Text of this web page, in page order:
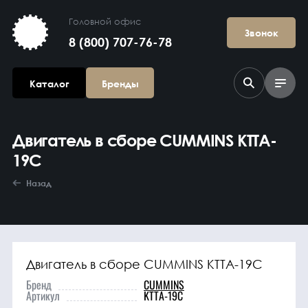
Головной офис
8 (800) 707-76-78
Звонок
Каталог Бренды
Агрегаты в
сборе
Гидравлика и
Двигатель в сборе CUMMINS KTTA-
19C
Назад
Двигатель в сборе CUMMINS KTTA-19C
Бренд CUMMINS
Артикул KTTA-19C